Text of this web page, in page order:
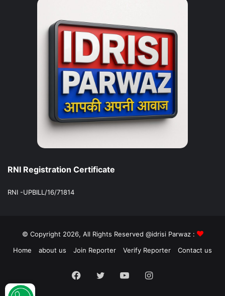
RNI Registration Certificate
RNI -UPBILL/16/71814
© Copyright 2026, All Rights Reserved @idrisi Parwaz :
Home
about us Join Reporter Verify Reporter Contact us
Facebook
TwitterYouTubeInstagram